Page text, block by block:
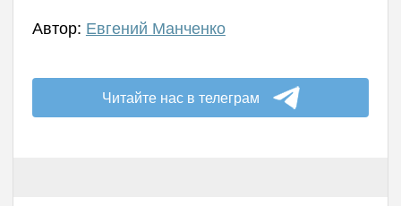
Автор: Евгений Манченко
Читайте нас в телеграм